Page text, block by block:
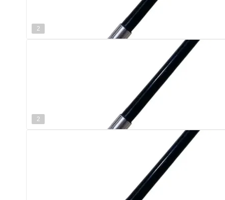
2
2